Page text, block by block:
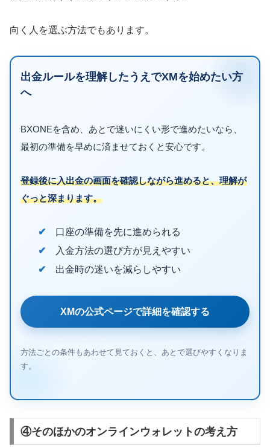
向く人を選ぶ方法でもあります。
出金ルールを理解したうえでXMを始めたい方
へ
BXONEを含め、あとで迷いにくい形で進めたいなら、
最初の準備を早めに済ませておくと安心です。
登録後に入出金の画面を確認しながら進めると、理解が
ぐっと深まります。
口座の準備を先に進められる
入金方法の選び方が見えやすい
出金時の迷いを減らしやすい
XMの公式ページで詳細を確認する
方法ごとの条件もあわせて見ておくと、あとで選びやすくなりま
す。
④そのほかのオンラインウォレットの考え方